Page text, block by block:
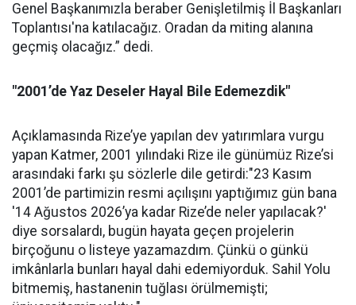
Genel Başkanımızla beraber Genişletilmiş İl Başkanları
Toplantısı'na katılacağız. Oradan da miting alanına
geçmiş olacağız.” dedi.
"2001’de Yaz Deseler Hayal Bile Edemezdik"
Açıklamasında Rize’ye yapılan dev yatırımlara vurgu
yapan Katmer, 2001 yılındaki Rize ile günümüz Rize’si
arasındaki farkı şu sözlerle dile getirdi:"23 Kasım
2001’de partimizin resmi açılışını yaptığımız gün bana
'14 Ağustos 2026’ya kadar Rize’de neler yapılacak?'
diye sorsalardı, bugün hayata geçen projelerin
birçoğunu o listeye yazamazdım. Çünkü o günkü
imkânlarla bunları hayal dahi edemiyorduk. Sahil Yolu
bitmemiş, hastanenin tuğlası örülmemişti;